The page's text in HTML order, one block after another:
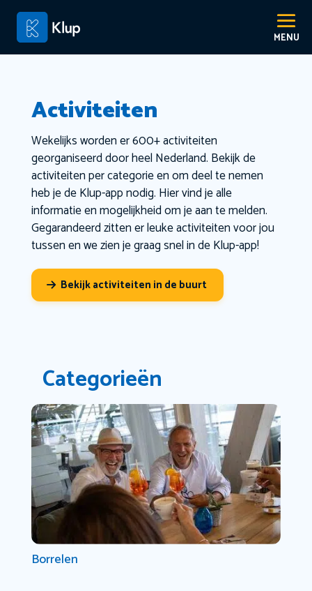
Activiteiten
Wekelijks worden er 600+ activiteiten
georganiseerd door heel Nederland. Bekijk de
activiteiten per categorie en om deel te nemen
heb je de Klup-app nodig. Hier vind je alle
informatie en mogelijkheid om je aan te melden.
Gegarandeerd zitten er leuke activiteiten voor jou
tussen en we zien je graag snel in de Klup-app!
Bekijk activiteiten in de buurt
Categorieën
Borrelen